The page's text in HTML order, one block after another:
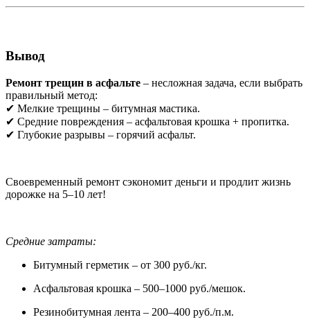
Вывод
Ремонт трещин в асфальте – несложная задача, если выбрать
правильный метод:
✔ Мелкие трещины – битумная мастика.
✔ Средние повреждения – асфальтовая крошка + пропитка.
✔ Глубокие разрывы – горячий асфальт.
Своевременный ремонт сэкономит деньги и продлит жизнь
дорожке на 5–10 лет!
Средние затраты:
Битумный герметик – от 300 руб./кг.
Асфальтовая крошка – 500–1000 руб./мешок.
Резинобитумная лента – 200–400 руб./п.м.